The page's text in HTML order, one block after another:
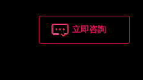
立即咨詢